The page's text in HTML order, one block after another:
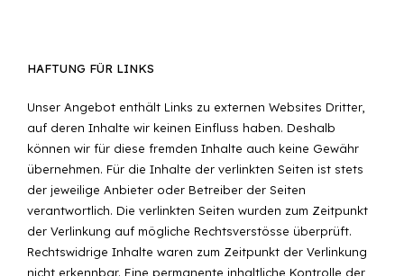
HAFTUNG FÜR LINKS
Unser Angebot enthält Links zu externen Websites Dritter,
auf deren Inhalte wir keinen Einfluss haben. Deshalb
können wir für diese fremden Inhalte auch keine Gewähr
übernehmen. Für die Inhalte der verlinkten Seiten ist stets
der jeweilige Anbieter oder Betreiber der Seiten
verantwortlich. Die verlinkten Seiten wurden zum Zeitpunkt
der Verlinkung auf mögliche Rechtsverstösse überprüft.
Rechtswidrige Inhalte waren zum Zeitpunkt der Verlinkung
nicht erkennbar. Eine permanente inhaltliche Kontrolle der